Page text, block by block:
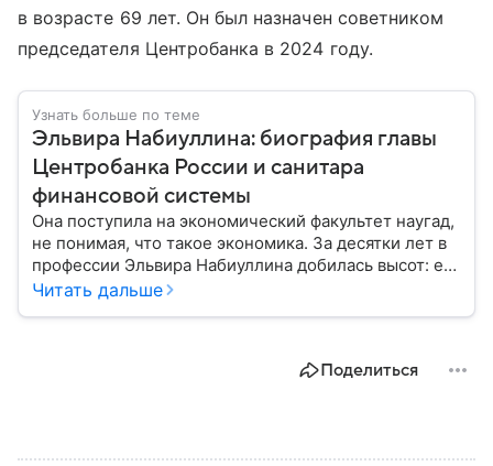
в возрасте 69 лет. Он был назначен советником
председателя Центробанка в 2024 году.
Узнать больше по теме
Эльвира Набиуллина: биография главы
Центробанка России и санитара
финансовой системы
Она поступила на экономический факультет наугад,
не понимая, что такое экономика. За десятки лет в
профессии Эльвира Набиуллина добилась высот: ей
довелось поработать и профильным министром, и в
Читать дальше
Поделиться